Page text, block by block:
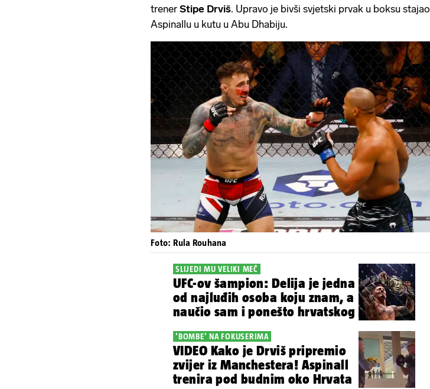
trener Stipe Drviš. Upravo je bivši svjetski prvak u boksu stajao
Aspinallu u kutu u Abu Dhabiju.
Foto: Rula Rouhana
SLIJEDI MU VELIKI MEČ
UFC-ov šampion: Delija je jedna
od najluđih osoba koju znam, a
naučio sam i ponešto hrvatskog
'BOMBE' NA FOKUSERIMA
VIDEO Kako je Drviš pripremio
zvijer iz Manchestera! Aspinall
trenira pod budnim oko Hrvata